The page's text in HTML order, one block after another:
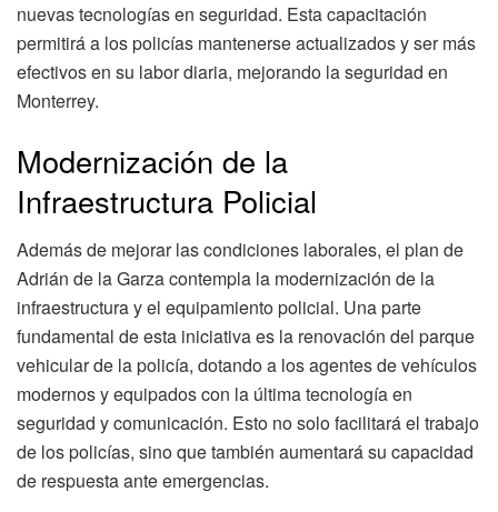
nuevas tecnologías en seguridad. Esta capacitación
permitirá a los policías mantenerse actualizados y ser más
efectivos en su labor diaria, mejorando la seguridad en
Monterrey.
Modernización de la
Infraestructura Policial
Además de mejorar las condiciones laborales, el plan de
Adrián de la Garza contempla la modernización de la
infraestructura y el equipamiento policial. Una parte
fundamental de esta iniciativa es la renovación del parque
vehicular de la policía, dotando a los agentes de vehículos
modernos y equipados con la última tecnología en
seguridad y comunicación. Esto no solo facilitará el trabajo
de los policías, sino que también aumentará su capacidad
de respuesta ante emergencias.